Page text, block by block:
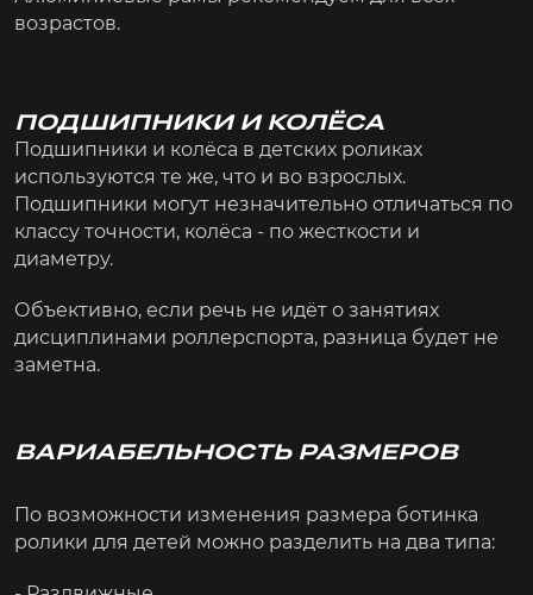
возрастов.
ПОДШИПНИКИ И КОЛЁСА
Подшипники и колёса в детских роликах
используются те же, что и во взрослых.
Подшипники могут незначительно отличаться по
классу точности, колёса - по жесткости и
диаметру.
Объективно, если речь не идёт о занятиях
дисциплинами роллерспорта, разница будет не
заметна.
ВАРИАБЕЛЬНОСТЬ РАЗМЕРОВ
По возможности изменения размера ботинка
ролики для детей можно разделить на два типа: